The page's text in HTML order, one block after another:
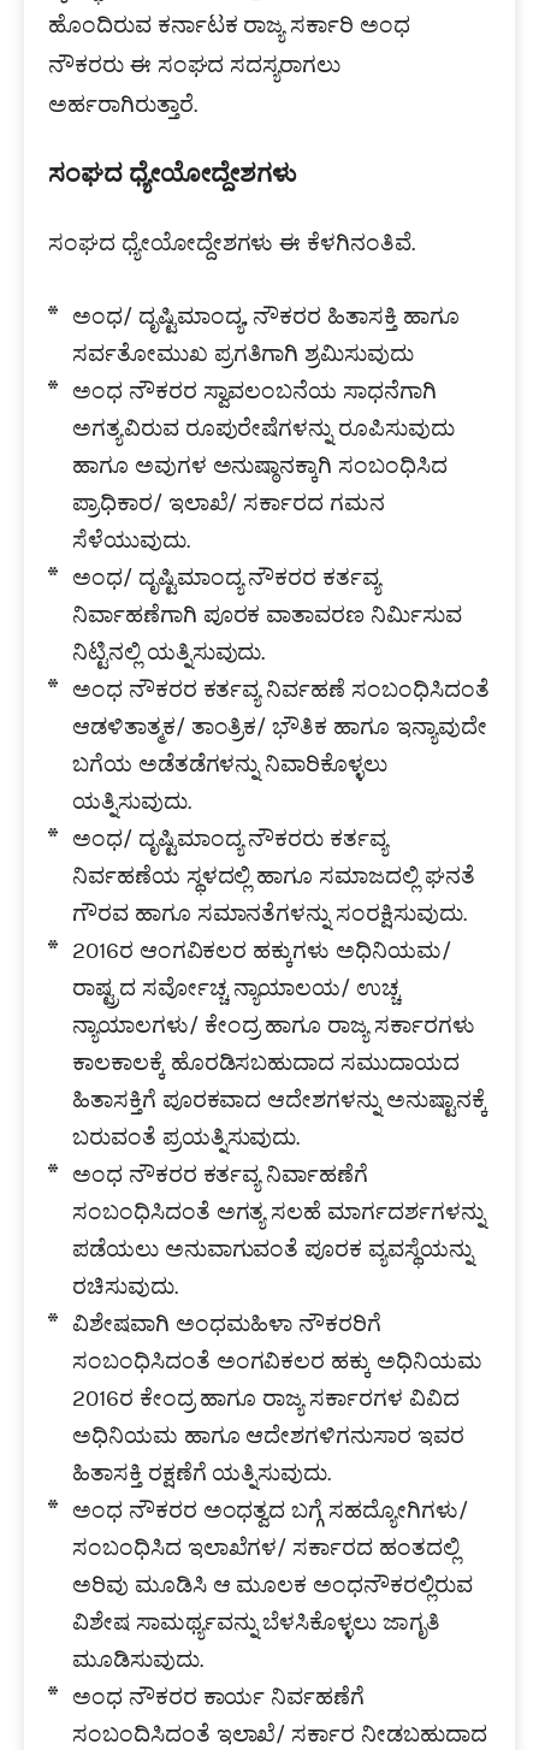
ಹೊಂದಿರುವ ಕರ್ನಾಟಕ ರಾಜ್ಯ ಸರ್ಕಾರಿ ಅಂಧ
ನೌಕರರು ಈ ಸಂಘದ ಸದಸ್ಯರಾಗಲು
ಅರ್ಹರಾಗಿರುತ್ತಾರೆ.
ಸಂಘದ ಧ್ಯೇಯೋದ್ದೇಶಗಳು
ಸಂಘದ ಧ್ಯೇಯೋದ್ದೇಶಗಳು ಈ ಕೆಳಗಿನಂತಿವೆ.
ಅಂಧ/ ದೃಷ್ಟಿಮಾಂದ್ಯ, ನೌಕರರ ಹಿತಾಸಕ್ತಿ ಹಾಗೂ
ಸರ್ವತೋಮುಖ ಪ್ರಗತಿಗಾಗಿ ಶ್ರಮಿಸುವುದು
ಅಂಧ ನೌಕರರ ಸ್ವಾವಲಂಬನೆಯ ಸಾಧನೆಗಾಗಿ
ಅಗತ್ಯವಿರುವ ರೂಪುರೇಷೆಗಳನ್ನು ರೂಪಿಸುವುದು
ಹಾಗೂ ಅವುಗಳ ಅನುಷ್ಠಾನಕ್ಕಾಗಿ ಸಂಬಂಧಿಸಿದ
ಪ್ರಾಧಿಕಾರ/ ಇಲಾಖೆ/ ಸರ್ಕಾರದ ಗಮನ
ಸೆಳೆಯುವುದು.
ಅಂಧ/ ದೃಷ್ಟಿಮಾಂದ್ಯ ನೌಕರರ ಕರ್ತವ್ಯ
ನಿರ್ವಾಹಣೆಗಾಗಿ ಪೂರಕ ವಾತಾವರಣ ನಿರ್ಮಿಸುವ
ನಿಟ್ಟಿನಲ್ಲಿ ಯತ್ನಿಸುವುದು.
ಅಂಧ ನೌಕರರ ಕರ್ತವ್ಯ ನಿರ್ವಹಣೆ ಸಂಬಂಧಿಸಿದಂತೆ
ಆಡಳಿತಾತ್ಮಕ/ ತಾಂತ್ರಿಕ/ ಭೌತಿಕ ಹಾಗೂ ಇನ್ಯಾವುದೇ
ಬಗೆಯ ಅಡೆತಡೆಗಳನ್ನು ನಿವಾರಿಕೊಳ್ಳಲು
ಯತ್ನಿಸುವುದು.
ಅಂಧ/ ದೃಷ್ಟಿಮಾಂದ್ಯ ನೌಕರರು ಕರ್ತವ್ಯ
ನಿರ್ವಹಣೆಯ ಸ್ಥಳದಲ್ಲಿ ಹಾಗೂ ಸಮಾಜದಲ್ಲಿ ಘನತೆ
ಗೌರವ ಹಾಗೂ ಸಮಾನತೆಗಳನ್ನು ಸಂರಕ್ಷಿಸುವುದು.
2016ರ ಆಂಗವಿಕಲರ ಹಕ್ಕುಗಳು ಅಧಿನಿಯಮ/
ರಾಷ್ಟ್ರದ ಸರ್ವೋಚ್ಚ ನ್ಯಾಯಾಲಯ/ ಉಚ್ಚ
ನ್ಯಾಯಾಲಗಳು/ ಕೇಂದ್ರ ಹಾಗೂ ರಾಜ್ಯ ಸರ್ಕಾರಗಳು
ಕಾಲಕಾಲಕ್ಕೆ ಹೊರಡಿಸಬಹುದಾದ ಸಮುದಾಯದ
ಹಿತಾಸಕ್ತಿಗೆ ಪೂರಕವಾದ ಆದೇಶಗಳನ್ನು ಅನುಷ್ಟಾನಕ್ಕೆ
ಬರುವಂತೆ ಪ್ರಯತ್ನಿಸುವುದು.
ಅಂಧ ನೌಕರರ ಕರ್ತವ್ಯ ನಿರ್ವಾಹಣೆಗೆ
ಸಂಬಂಧಿಸಿದಂತೆ ಅಗತ್ಯ ಸಲಹೆ ಮಾರ್ಗದರ್ಶಗಳನ್ನು
ಪಡೆಯಲು ಅನುವಾಗುವಂತೆ ಪೂರಕ ವ್ಯವಸ್ಥೆಯನ್ನು
ರಚಿಸುವುದು.
ವಿಶೇಷವಾಗಿ ಅಂಧಮಹಿಳಾ ನೌಕರರಿಗೆ
ಸಂಬಂಧಿಸಿದಂತೆ ಅಂಗವಿಕಲರ ಹಕ್ಕು ಅಧಿನಿಯಮ
2016ರ ಕೇಂದ್ರ ಹಾಗೂ ರಾಜ್ಯ ಸರ್ಕಾರಗಳ ವಿವಿದ
ಅಧಿನಿಯಮ ಹಾಗೂ ಆದೇಶಗಳಿಗನುಸಾರ ಇವರ
ಹಿತಾಸಕ್ತಿ ರಕ್ಷಣೆಗೆ ಯತ್ನಿಸುವುದು.
ಅಂಧ ನೌಕರರ ಅಂಧತ್ವದ ಬಗ್ಗೆ ಸಹದ್ಯೋಗಿಗಳು/
ಸಂಬಂಧಿಸಿದ ಇಲಾಖೆಗಳ/ ಸರ್ಕಾರದ ಹಂತದಲ್ಲಿ
ಅರಿವು ಮೂಡಿಸಿ ಆ ಮೂಲಕ ಅಂಧನೌಕರಲ್ಲಿರುವ
ವಿಶೇಷ ಸಾಮರ್ಥ್ಯವನ್ನು ಬೆಳಸಿಕೊಳ್ಳಲು ಜಾಗೃತಿ
ಮೂಡಿಸುವುದು.
ಅಂಧ ನೌಕರರ ಕಾರ್ಯ ನಿರ್ವಹಣೆಗೆ
ಸಂಬಂದಿಸಿದಂತೆ ಇಲಾಖೆ/ ಸರ್ಕಾರ ನೀಡಬಹುದಾದ